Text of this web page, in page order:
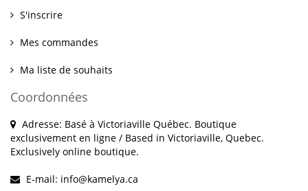
S'inscrire
Mes commandes
Ma liste de souhaits
Coordonnées
Adresse: Basé à Victoriaville Québec. Boutique
exclusivement en ligne / Based in Victoriaville, Quebec.
Exclusively online boutique.
E-mail: info@kamelya.ca